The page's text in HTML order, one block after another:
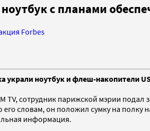
с планами
Forbes
украли ноутбук и флеш-накопители
TV, сотрудник парижской мэрии
словам, он положил сумку на полку
информация.